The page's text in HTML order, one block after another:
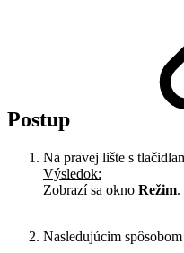
Postup
Na pravej lište s
Výsledok:
Zobrazí sa okno Režim.
Nasledujúcim